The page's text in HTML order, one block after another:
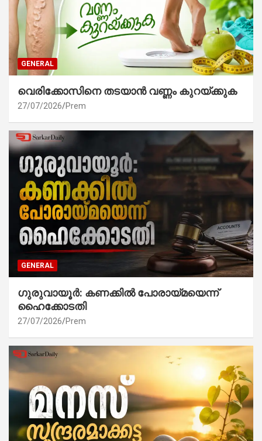
GENERAL
വെരിക്കോസിനെ തടയാൻ വണ്ണം കുറയ്ക്കുക
27/07/2026 Prem
GENERAL
ഗുരുവായൂർ: കണക്കിൽ പോരായ്മയെന്ന്
ഹൈക്കോടതി
27/07/2026 Prem